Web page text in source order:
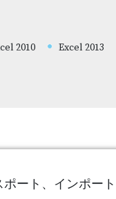
2010
Excel 2013
ート、インポート